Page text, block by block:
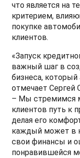
что является на
критерием,
покупке
клиентов.
«Запуск
важный шаг в
бизнеса, который
отмечает Сергей
– Мы стремимся
клиентов путь к
делая его
каждый может в
свои финансы и
понравившейся